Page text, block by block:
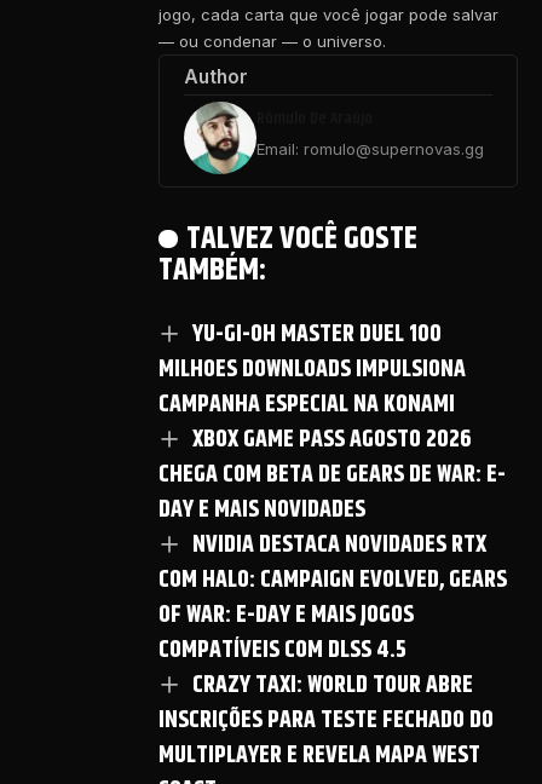
jogo, cada carta que você jogar pode salvar
— ou condenar — o universo.
Author
Email: romulo@supernovas.gg
TALVEZ VOCÊ GOSTE
TAMBÉM:
YU-GI-OH MASTER DUEL 100
MILHOES DOWNLOADS IMPULSIONA
CAMPANHA ESPECIAL NA KONAMI
XBOX GAME PASS AGOSTO 2026
CHEGA COM BETA DE GEARS DE WAR: E-
DAY E MAIS NOVIDADES
NVIDIA DESTACA NOVIDADES RTX
COM HALO: CAMPAIGN EVOLVED, GEARS
OF WAR: E-DAY E MAIS JOGOS
COMPATÍVEIS COM DLSS 4.5
CRAZY TAXI: WORLD TOUR ABRE
INSCRIÇÕES PARA TESTE FECHADO DO
MULTIPLAYER E REVELA MAPA WEST